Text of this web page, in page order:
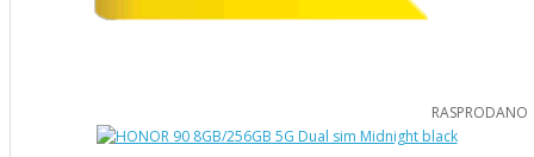
RASPRODANO